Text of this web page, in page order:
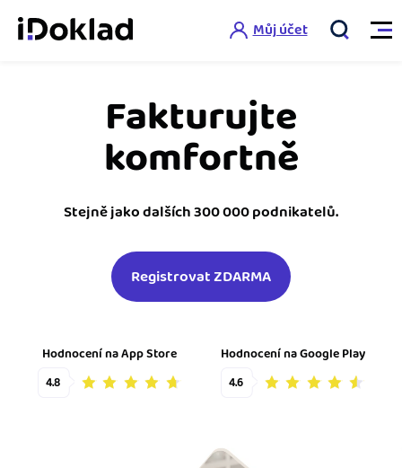
Vlastnosti
Online fakturace
Správa kontaktů
Hlídání cashflow
Spolupráce s účetní
Propojení na další systémy
Ceník
Jak začít podnikat
Šablony faktur
Šablona pro neplátce DPHRegistrovat ZDARMA
Můj účet
Fakturujte
komfortně
Stejně jako dalších 300 000 podnikatelů.
Registrovat ZDARMA
Hodnocení na App Store
4.8
Hodnocení na Google Play
4.6